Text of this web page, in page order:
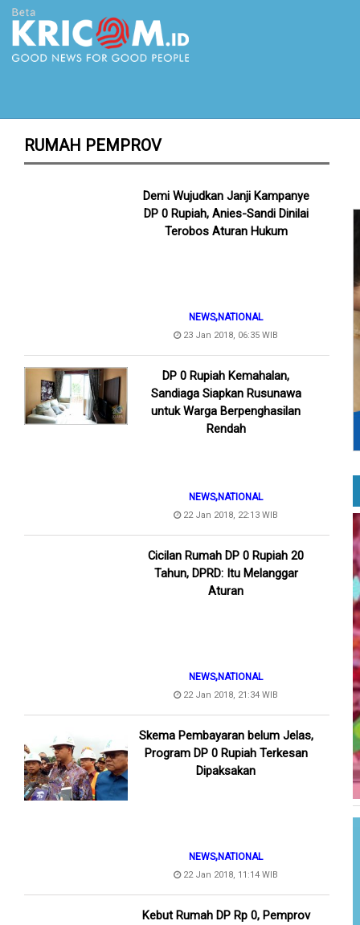
RUMAH PEMPROV
Demi Wujudkan Janji Kampanye
DP 0 Rupiah, Anies-Sandi Dinilai
Terobos Aturan Hukum
NEWS,NATIONAL
23 Jan 2018, 06:35 WIB
DP 0 Rupiah Kemahalan,
Sandiaga Siapkan Rusunawa
untuk Warga Berpenghasilan
Rendah
NEWS,NATIONAL
22 Jan 2018, 22:13 WIB
Cicilan Rumah DP 0 Rupiah 20
Tahun, DPRD: Itu Melanggar
Aturan
NEWS,NATIONAL
22 Jan 2018, 21:34 WIB
Skema Pembayaran belum Jelas,
Program DP 0 Rupiah Terkesan
Dipaksakan
NEWS,NATIONAL
22 Jan 2018, 11:14 WIB
Kebut Rumah DP Rp 0, Pemprov